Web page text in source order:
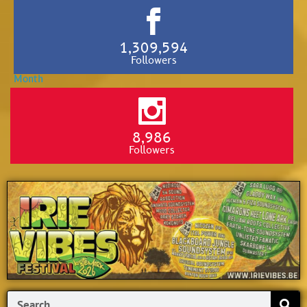
1,309,594
Followers
8,986
Followers
Search